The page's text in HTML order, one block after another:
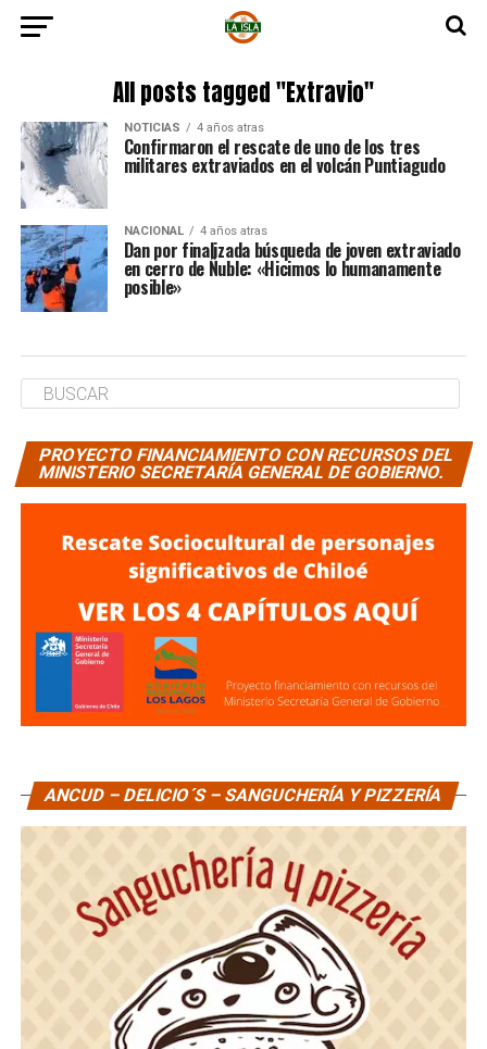
All posts tagged "Extravio"
NOTICIAS 4 años atras
Confirmaron el rescate de uno de los tres
militares extraviados en el volcán Puntiagudo
NACIONAL 4 años atras
Dan por finalizada búsqueda de joven extraviado
en cerro de Ñuble: «Hicimos lo humanamente
posible»
PROYECTO FINANCIAMIENTO CON RECURSOS DEL
MINISTERIO SECRETARÍA GENERAL DE GOBIERNO.
ANCUD – DELICIO´S – SANGUCHERÍA Y PIZZERÍA